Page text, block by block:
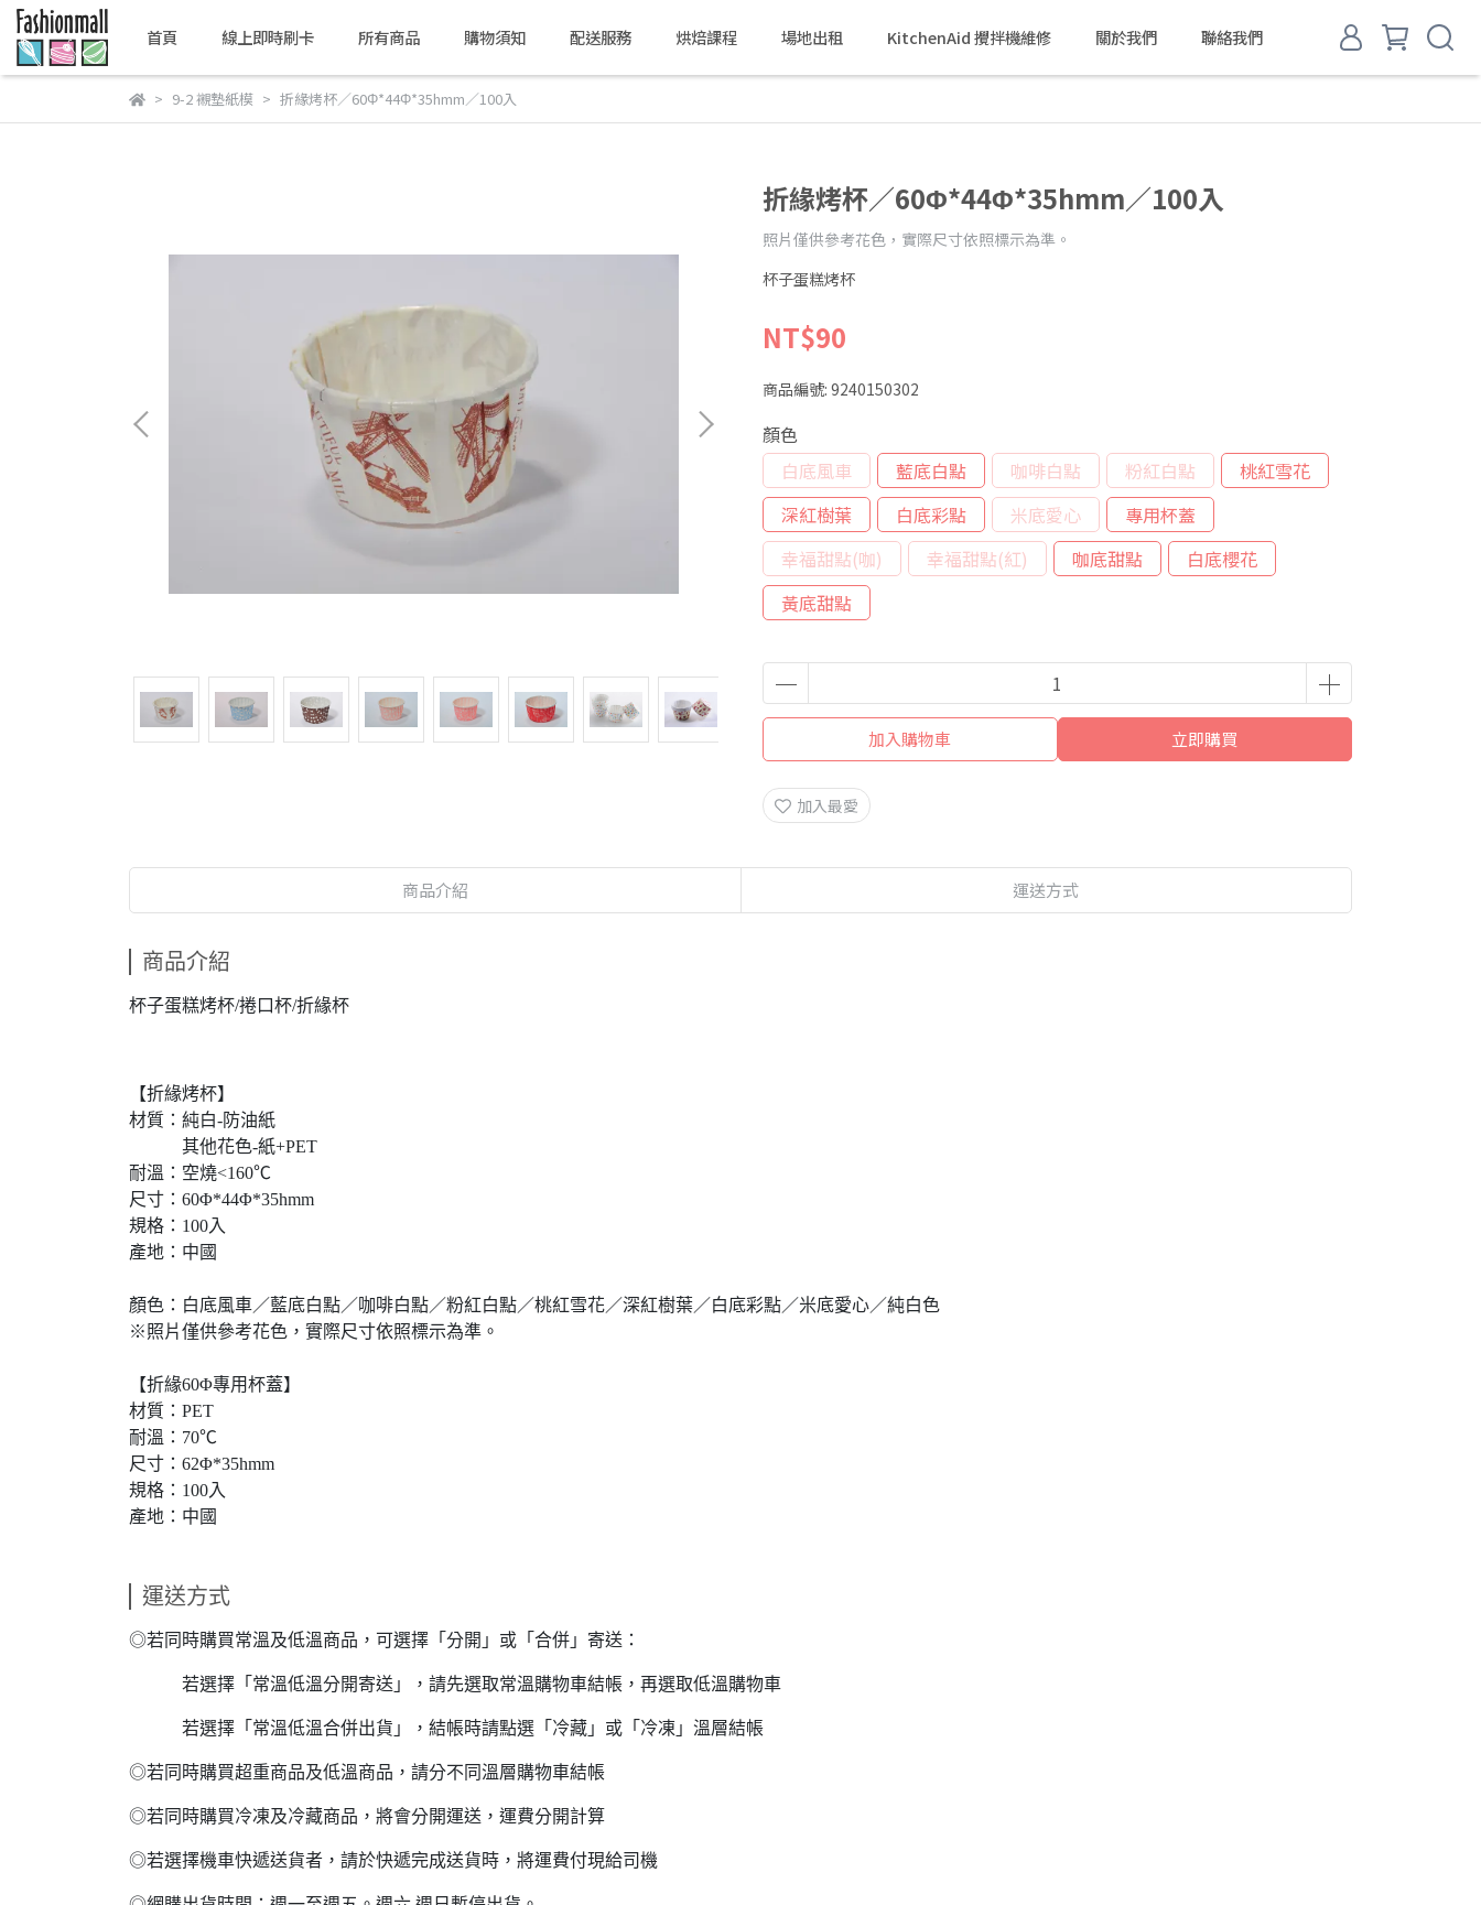
首頁 線上即時刷卡 所有商品 購物須知 配送服務 烘焙課程 場地出租 KitchenAid 攪拌機維修 關於我們 聯絡我們
9-2 襯墊紙模 折緣烤杯／60Φ*44Φ*35hmm／100入
折緣烤杯／60Φ*44Φ*35hmm／100入
照片僅供參考花色，實際尺寸依照標示為準。
杯子蛋糕烤杯
NT$90
商品編號: 9240150302
顏色
白底風車
藍底白點 咖啡白點 粉紅白點
桃紅雪花
深紅樹葉
白底彩點 米底愛心
專用杯蓋
幸福甜點(咖)
幸福甜點(紅) 咖底甜點
白底櫻花
黃底甜點
加入購物車 立即購買
加入最愛
商品介紹 運送方式
商品介紹
杯子蛋糕烤杯/捲口杯/折緣杯
【折緣烤杯】
材質：純白-防油紙
其他花色-紙+PET
耐溫：空燒<160℃
尺寸：60Φ*44Φ*35hmm
規格：100入
產地：中國
顏色：白底風車／藍底白點／咖啡白點／粉紅白點／桃紅雪花／深紅樹葉／白底彩點／米底愛心／純白色
※照片僅供參考花色，實際尺寸依照標示為準。
【折緣60Φ專用杯蓋】
材質：PET
耐溫：70℃
尺寸：62Φ*35hmm
規格：100入
產地：中國
運送方式
◎若同時購買常溫及低溫商品，可選擇「分開」或「合併」寄送：
若選擇「常溫低溫分開寄送」，請先選取常溫購物車結帳，再選取低溫購物車
若選擇「常溫低溫合併出貨」，結帳時請點選「冷藏」或「冷凍」溫層結帳
◎若同時購買超重商品及低溫商品，請分不同溫層購物車結帳
◎若同時購買冷凍及冷藏商品，將會分開運送，運費分開計算
◎若選擇機車快遞送貨者，請於快遞完成送貨時，將運費付現給司機